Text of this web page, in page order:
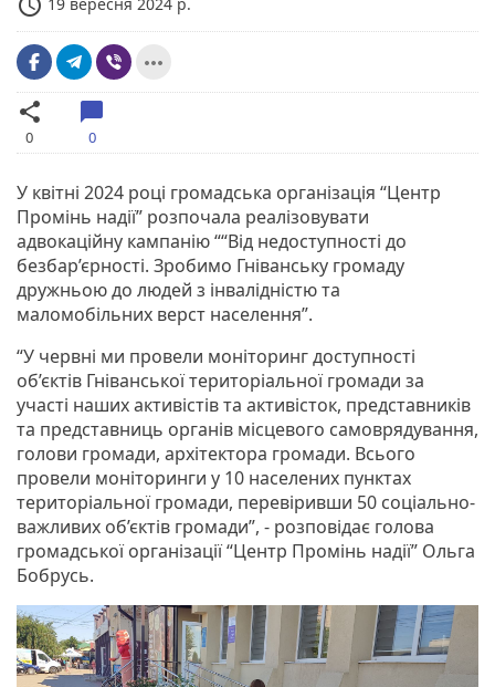
access_time
more_horiz
share
0
chat_bubble
0
У квітні 2024 році громадська організація “Центр
Промінь надії” розпочала реалізовувати
адвокаційну кампанію ““Від недоступності до
безбар’єрності. Зробимо Гніванську громаду
дружньою до людей з інвалідністю та
маломобільних верст населення”.
“У червні ми провели моніторинг доступності
об’єктів Гніванської територіальної громади за
участі наших активістів та активісток, представників
та представниць органів місцевого самоврядування,
голови громади, архітектора громади. Всього
провели моніторинги у 10 населених пунктах
територіальної громади, перевіривши 50 соціально-
важливих об’єктів громади”, - розповідає голова
громадської організації “Центр Промінь надії” Ольга
Бобрусь.